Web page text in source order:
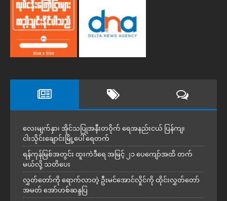
လေးမျက်နှာ၊ အိုင်သပြုအနီးတဝိုက် ရေအနည်းငယ် ပြန်ကျ၊
ငါးသိုင်းချောင်းမြို့ပေါ် ရေတက်
ရန်ကုန်မြစ်အတွင်း ထူးကဲဒီရေ အ​မြင့် ၂၁ ပေကျော်အထိ တက်
မယ်လို့ သတိပေး
လွှတ်တော်ကို ရောက်လာတဲ့ ဦးမင်အောင်လှိုင်ကို ထိုင်းလွှတ်တော်
အမတ် အော်ဟစ်ဆန္ဒပြ